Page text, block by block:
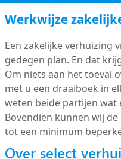
Werkwijze
Een zakelijke verhuizing
gedegen plan. En dat
Om niets aan het toeval
met u een draaiboek in
weten beide partijen wat
Bovendien kunnen wij
tot een minimum
Over select